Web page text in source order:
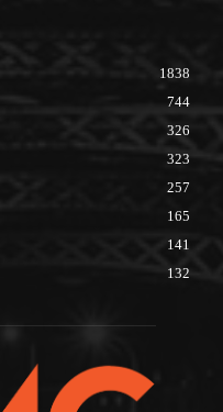
1838
744
326
323
257
165
141
132